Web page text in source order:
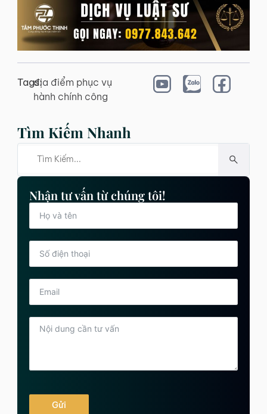
Tags:địa điểm phục vụ
hành chính công
Tìm Kiếm Nhanh
Nhận tư vấn từ chúng tôi!
Gửi